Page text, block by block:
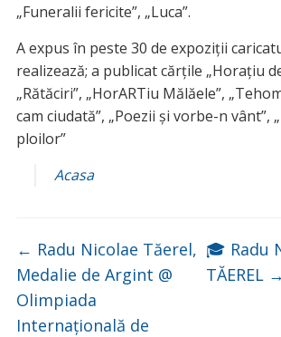
„Funeralii fericite”, „Luca”.
A expus în peste 30 de expoziții
realizează; a publicat cărțile „Horațiu
„Rătăciri”, „HorARTiu Mălăele”,
cam ciudată”, „Poezii și vorbe-n vânt”,
ploilor”
Acasa
← Radu Nicolae Tăerel,
Medalie de Argint @
Olimpiada
Internațională de
🎓 Radu
TĂEREL →